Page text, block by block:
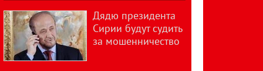
Дядю президента
Сирии будут судить
за мошенничество